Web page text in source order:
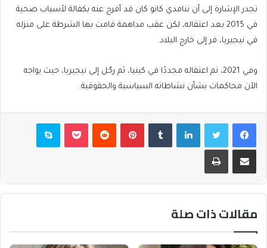
تجدر الإشارة إلى أن ننامدي كانو كان قد أفرج عنه بكفالة لأسباب صحية
في 2015 بعد اعتقاله، لكن عقب مداهمة قامت بها الشرطة على منزله
في نيجيريا، فر إلى خارج البلاد.
وفي 2021، تم اعتقاله مجددًا في كينيا، ثم رحّل إلى نيجيريا، حيث يواجه
الآن محاكمات بشأن نشاطاته السياسية والحقوقية.
فيسبوكتويتر لينكدإن بينتيريست بوكيت سكايب
مشاركة عبر البريد طباعة
مقالات ذات صلة